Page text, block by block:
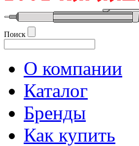
Поиск
О компании
Каталог
Бренды
Как купить